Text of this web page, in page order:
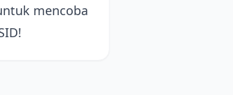
mencoba